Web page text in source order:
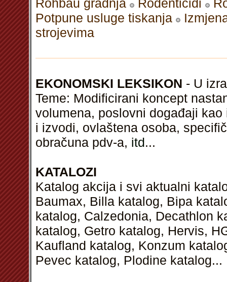
Rohbau gradnja
Rodenticidi
Potpune usluge tiskanja
strojevima
EKONOMSKI LEKSIKON - U
Teme: Modificirani koncept
volumena, poslovni događaji
i izvodi, ovlaštena osoba,
obračuna pdv-a, itd...
KATALOZI
Katalog akcija i svi aktualni
Baumax, Billa katalog, Bipa
katalog, Calzedonia, Decathlon
katalog, Getro katalog, Hervis,
Kaufland katalog, Konzum
Pevec katalog, Plodine katalog...